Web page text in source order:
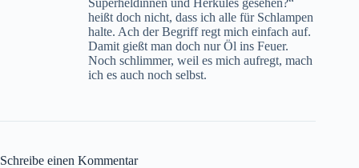
heißt doch nicht, dass ich alle für Schlampen
halte. Ach der Begriff regt mich einfach auf.
Damit gießt man doch nur Öl ins Feuer.
Noch schlimmer, weil es mich aufregt, mach
ich es auch noch selbst.
Schreibe einen Kommentar